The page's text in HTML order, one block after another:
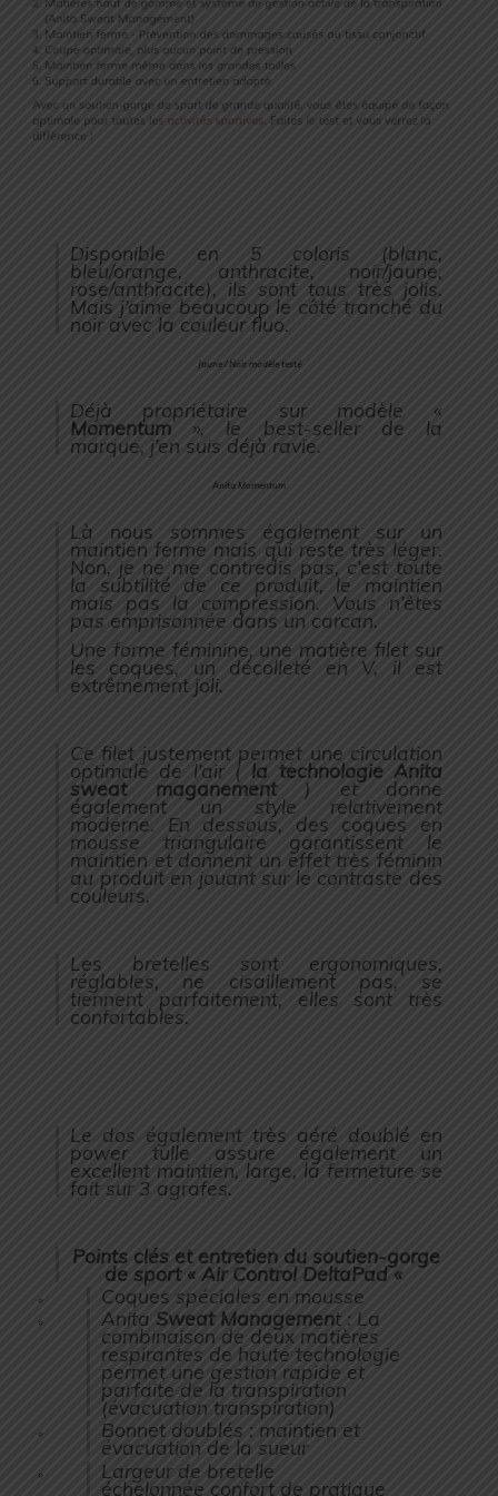
Disponible en 5 coloris (blanc,
bleu/orange, anthracite, noir/jaune,
rose/anthracite), ils sont tous très jolis.
Mais j’aime beaucoup le côté tranché du
noir avec la couleur fluo.
Jaune / Noir modèle testé
Déjà propriétaire sur modèle «
Momentum», le best-seller de la
marque, j’en suis déjà ravie.
Anita Momentum
Là nous sommes également sur un
maintien ferme mais qui reste très léger.
Non, je ne me contredis pas, c’est toute
la subtilité de ce produit, le maintien
mais pas la compression. Vous n’êtes
pas emprisonnée dans un carcan.
Une forme féminine, une matière filet sur
les coques, un décolleté en V, il est
extrêmement joli.
Ce filet justement permet une circulation
optimale de l’air ( la technologie Anita
sweat maganement) et donne
également un style relativement
moderne. En dessous, des coques en
mousse triangulaire garantissent le
maintien et donnent un effet très féminin
au produit en jouant sur le contraste des
couleurs.
Les bretelles sont ergonomiques,
réglables, ne cisaillement pas, se
tiennent parfaitement, elles sont très
confortables.
Le dos également très aéré doublé en
power tulle assure également un
excellent maintien, large, la fermeture se
fait sur 3 agrafes.
Points clés et entretien du soutien-gorge
de sport « Air Control DeltaPad «
Coques spéciales en mousse
Anita Sweat Management : La
combinaison de deux matières
respirantes de haute technologie
permet une gestion rapide et
parfaite de la transpiration
(évacuation transpiration)
Bonnet doublés : maintien et
évacuation de la sueur
Largeur de bretelle
échelonnée confort de pratique